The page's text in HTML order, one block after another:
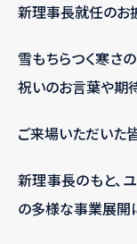
新理事長就任のお
雪もちらつく寒さ
祝いのお言葉や期
ご来場いただいた
新理事長のもと、
の多様な事業展開